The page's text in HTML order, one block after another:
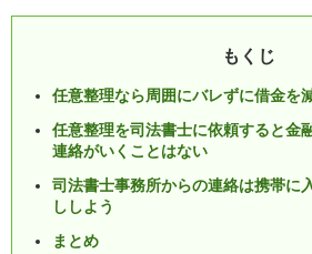
もくじ
任意整理なら周囲にバレずに借金を
任意整理を司法書士に依頼すると金
連絡がいくことはない
司法書士事務所からの連絡は携帯に
ししよう
まとめ